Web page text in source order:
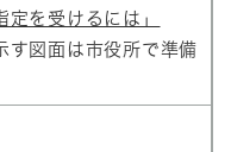
定を受けるには」
す図面は市役所で準備